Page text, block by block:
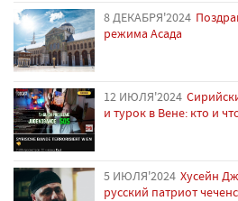
8 ДЕКАБРЯ'2024
режима Асада
12 ИЮЛЯ'2024
и турок в Вене: кто и
5 ИЮЛЯ'2024 Хусейн
русский патриот